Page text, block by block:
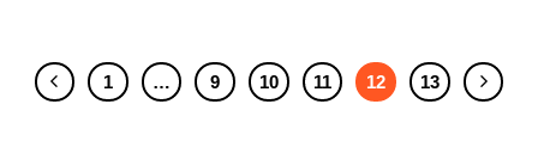
1 … 9 10 11 12 13